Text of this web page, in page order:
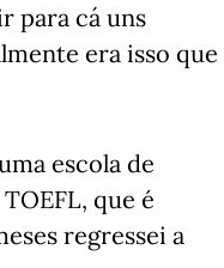
para cá uns
era isso que
escola de
que é
regressei a